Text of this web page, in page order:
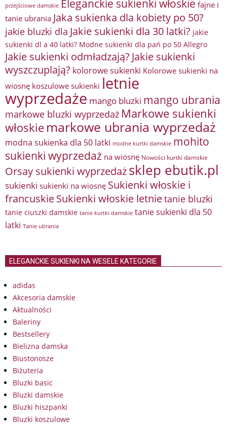
przejściowe damskie Eleganckie sukienki włoskie fajne i
tanie ubrania Jaka sukienka dla kobiety po 50?
jakie bluzki dla Jakie sukienki dla 30 latki? jakie
sukienki dl a 40 latki? Modne sukienki dla pań po 50 Allegro
Jakie sukienki odmładzają? Jakie sukienki
wyszczuplają? kolorowe sukienki Kolorowe sukienki na
wiosnę koszulowe sukienki letnie
wyprzedaże mango bluzki mango ubrania
markowe bluzki wyprzedaż Markowe sukienki
włoskie markowe ubrania wyprzedaż
modna sukienka dla 50 latki modne kurtki damskie mohito
sukienki wyprzedaż na wiosnę Nowości kurtki damskie
Orsay sukienki wyprzedażsklep ebutik.pl
sukienki sukienki na wiosnę Sukienki włoskie i
francuskieSukienki włoskie letnietanie bluzki
tanie ciuszki damskie tanie kurtki damskie tanie sukienki dla 50
latki Tanie ubrania
ELEGANCKIE SUKIENKI NA WESELE KATEGORIE
adidas
Akcesoria damskie
Aktualności
Baleriny
Bestsellery
Bielizna damska
Biustonosze
Biżuteria
Bluzki basic
Bluzki damskie
Bluzki hiszpanki
Bluzki koszulowe